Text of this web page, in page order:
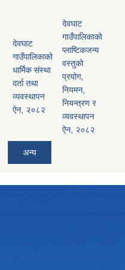
देवघाट
गाउँपालिकाको
धार्मिक संस्था
दर्ता तथा
व्यवस्थापन
ऐन, २०८२
देवघाट
गाउँपालिकाको
प्लाष्टिकजन्य
वस्तुको
प्रयोग,
नियमन,
नियन्त्रण र
व्यवस्थापन
ऐन, २०८२
अन्य